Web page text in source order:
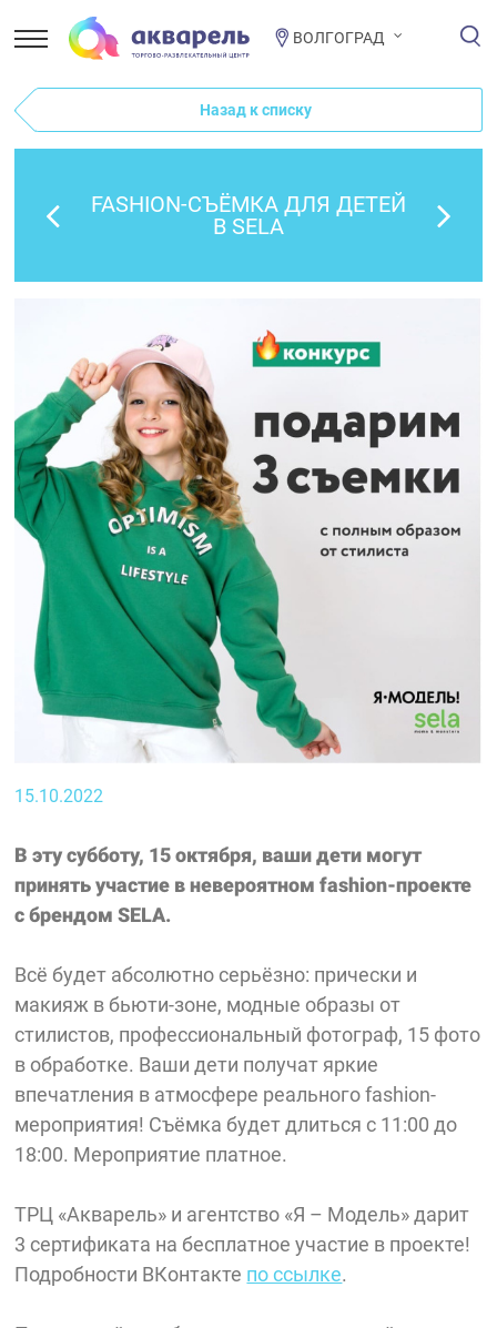
ВОЛГОГРАД
Назад к списку
FASHION-СЪЁМКА ДЛЯ ДЕТЕЙ
В SELA
15.10.2022
В эту субботу, 15 октября, ваши дети могут
принять участие в невероятном fashion-проекте
с брендом SELA.
Всё будет абсолютно серьёзно: прически и
макияж в бьюти-зоне, модные образы от
стилистов, профессиональный фотограф, 15 фото
в обработке. Ваши дети получат яркие
впечатления в атмосфере реального fashion-
мероприятия! Съёмка будет длиться с 11:00 до
18:00. Мероприятие платное.
ТРЦ «Акварель» и агентство «Я – Модель» дарит
3 сертификата на бесплатное участие в проекте!
Подробности ВКонтакте по ссылке.